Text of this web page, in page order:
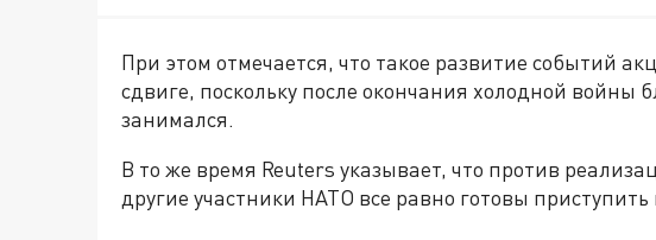
При этом отмечается, что такое развитие событий
сдвиге, поскольку после окончания холодной
занимался.
В то же время Reuters указывает, что против
другие участники НАТО все равно готовы приступить